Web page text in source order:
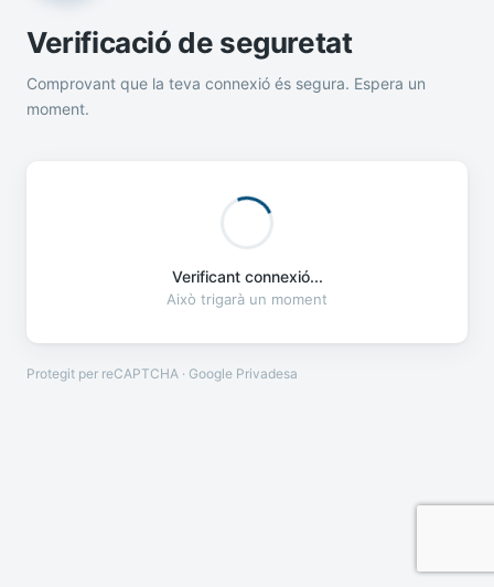
Verificació de seguretat
Comprovant que la teva connexió és segura. Espera un
moment.
Verificant connexió...
Això trigarà un moment
Protegit per reCAPTCHA · Google Privadesa